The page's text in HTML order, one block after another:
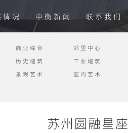
况 中衡新闻 联系我们
商业综合 邻里中心
历史建筑 工业建筑
景观艺术 室内艺术
苏州圆融星座